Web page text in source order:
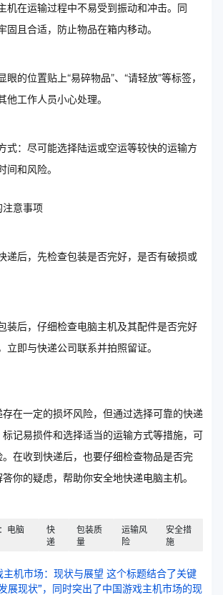
机在运输过程中不易受到振动和冲击。同
固且合适，防止物品在箱内移动。
的位置贴上“易碎物品”、“请轻放”等标签，
他工作人员小心处理。
式：尽可能选择陆运或空运等较快的运输方
间和风险。
注意事项
递后，先检查包装是否完好，是否有破损或
装后，仔细检查电脑主机及其配件是否完好
立即与快递公司联系并拍照留证。
在一定的损坏风险，但通过选择可靠的快递
记易损件和选择适当的运输方式等措施，可
在收到快递后，也要仔细检查物品是否完
你的疑虑，帮助你安全地快递电脑主机。
电脑
快
递
包装质
量
运输风
险
安全措
施
主机市场：现状与展望 这个标题结合了关键
展现状”，同时突出了中国游戏主机市场的现